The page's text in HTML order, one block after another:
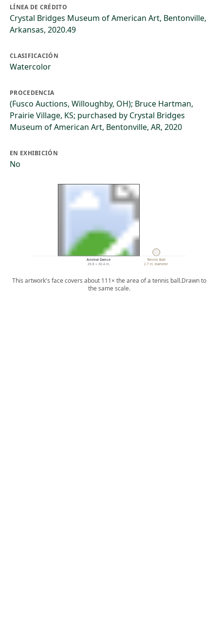
LÍNEA DE CRÉDITO
Crystal Bridges Museum of American Art, Bentonville,
Arkansas, 2020.49
CLASIFICACIÓN
Watercolor
PROCEDENCIA
(Fusco Auctions, Willoughby, OH); Bruce Hartman,
Prairie Village, KS; purchased by Crystal Bridges
Museum of American Art, Bentonville, AR, 2020
EN EXHIBICIÓN
No
Animal Dance
26.8 × 30.4 in.
Tennis Ball
2.7 in. diameter
This artwork's face covers about 111× the area of a tennis ball.Drawn to
the same scale.